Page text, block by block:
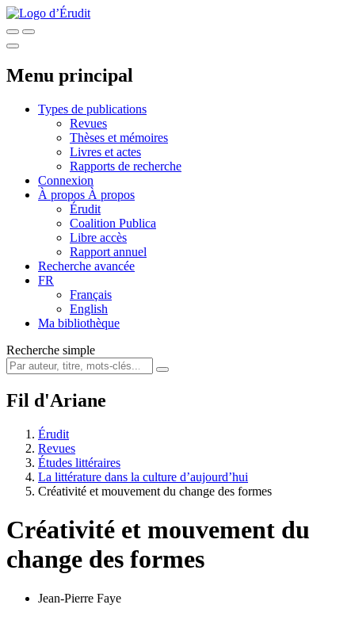
Menu principal
Types de publications
Revues
Thèses et mémoires
Livres et actes
Rapports de recherche
Connexion
À propos À propos
Érudit
Coalition Publica
Libre accès
Rapport annuel
Recherche avancée
FR
Français
English
Ma bibliothèque
Recherche simple
Fil d'Ariane
Érudit
Revues
Études littéraires
La littérature dans la culture d’aujourd’hui
Créativité et mouvement du change des formes
Créativité et mouvement du
change des formes
Jean-Pierre Faye